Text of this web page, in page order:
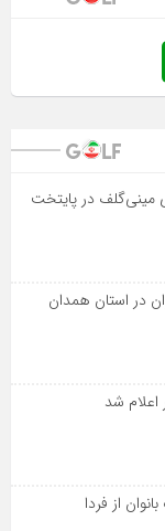
مینی‌گلف در پایتخت
در استان همدان
شد
از فردا